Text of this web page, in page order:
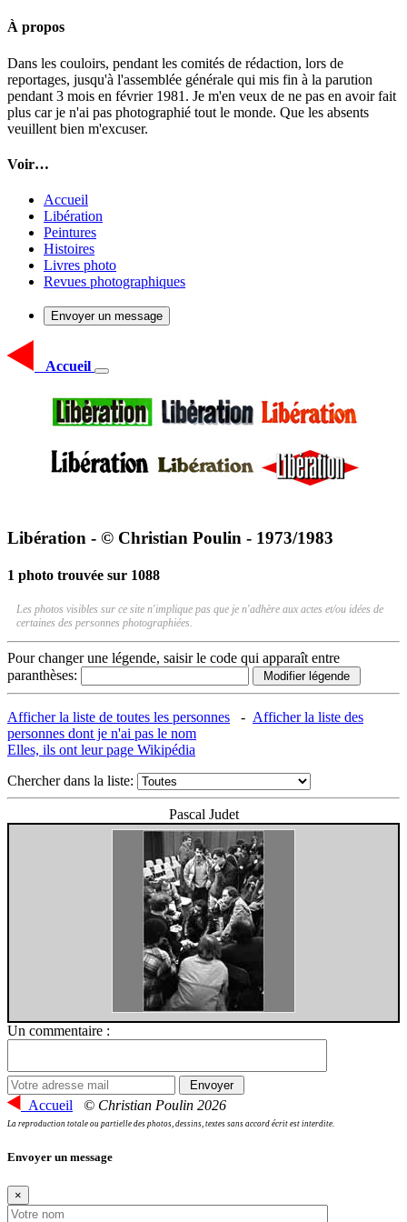
À propos
Dans les couloirs, pendant les comités de rédaction, lors de
reportages, jusqu'à l'assemblée générale qui mis fin à la parution
pendant 3 mois en février 1981. Je m'en veux de ne pas en avoir fait
plus car je n'ai pas photographié tout le monde. Que les absents
veuillent bien m'excuser.
Voir…
Accueil
Libération
Peintures
Histoires
Livres photo
Revues photographiques
Envoyer un message
Accueil
Libération - © Christian Poulin - 1973/1983
1 photo trouvée sur 1088
Les photos visibles sur ce site n'implique pas que je n'adhère aux actes et/ou idées de
certaines des personnes photographiées.
Pour changer une légende, saisir le code qui apparaît entre
paranthèses:
Afficher la liste de toutes les personnes - Afficher la liste des
personnes dont je n'ai pas le nom
Elles, ils ont leur page Wikipédia
Chercher dans la liste:
Pascal Judet
Un commentaire :
Accueil © Christian Poulin 2026
La reproduction totale ou partielle des photos, dessins, textes sans accord écrit est interdite.
Envoyer un message
×